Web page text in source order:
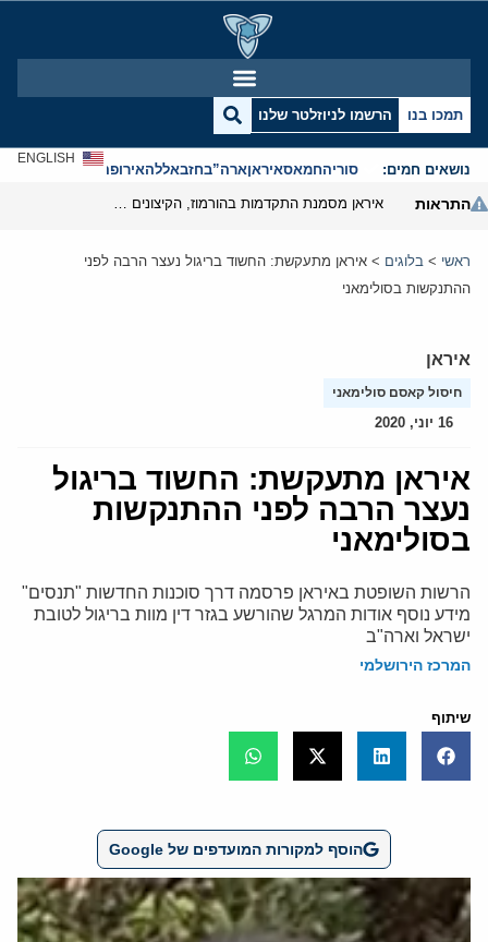
תמכו בנו הרשמו לניוזלטר שלנו
נושאים חמים: סוריהחמאסאיראןארה”בחזבאללהאירופהאנטישמיות
ENGLISH
התראות
ראשי > בלוגים > איראן מתעקשת: החשוד בריגול נעצר הרבה לפני
ההתנקשות בסולימאני
איראן
חיסול קאסם סולימאני
16 יוני, 2020
איראן מתעקשת: החשוד בריגול
נעצר הרבה לפני ההתנקשות
בסולימאני
הרשות השופטת באיראן פרסמה דרך סוכנות החדשות "תנסים"
מידע נוסף אודות המרגל שהורשע בגזר דין מוות בריגול לטובת
ישראל וארה"ב
המרכז הירושלמי
שיתוף
הוסף למקורות המועדפים של Google